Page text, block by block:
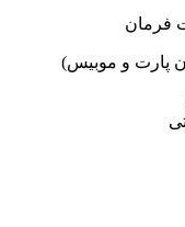
فرمان
پارت و موبیس)